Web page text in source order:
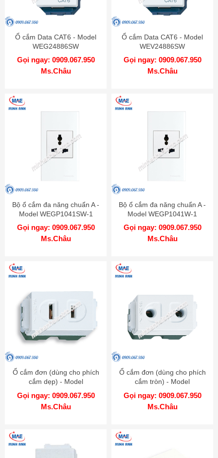
Ổ cắm Data CAT6 - Model
WEG24886SW
Gọi ngay: 0909.067.950
Ms.Châu
Ổ cắm Data CAT6 - Model
WEV24886SW
Gọi ngay: 0909.067.950
Ms.Châu
Bộ ổ cắm đa năng chuẩn A -
Model WEGP1041SW-1
Gọi ngay: 0909.067.950
Ms.Châu
Bộ ổ cắm đa năng chuẩn A -
Model WEGP1041W-1
Gọi ngay: 0909.067.950
Ms.Châu
Ổ cắm đơn (dùng cho phích
cắm dẹp) - Model
WEG1001SW
Gọi ngay: 0909.067.950
Ms.Châu
Ổ cắm đơn (dùng cho phích
cắm tròn) - Model
WEG1090SW
Gọi ngay: 0909.067.950
Ms.Châu